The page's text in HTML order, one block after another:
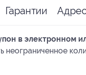
Гарантии
в электронном
неограниченное